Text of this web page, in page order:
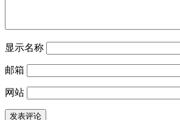
显示名称
邮箱
网站